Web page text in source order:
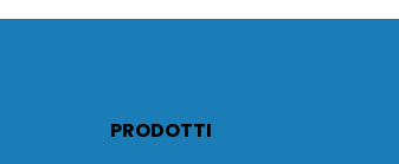
PRODOTTI